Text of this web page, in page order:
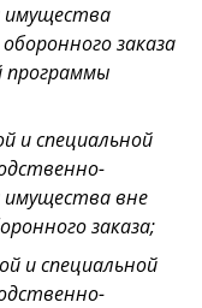
имущества
заказа
программы
и специальной
имущества вне
заказа;
и специальной